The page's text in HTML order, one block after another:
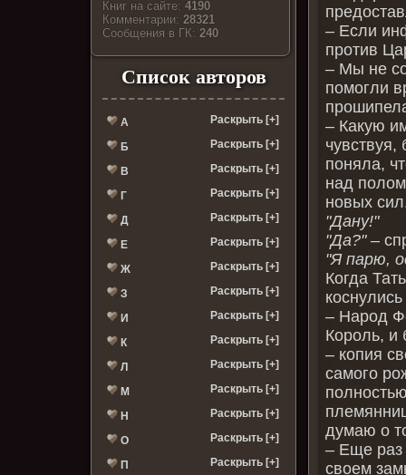
Книг на сайте:4190
Комментарии:28321
Cообщения в ГК:240
Список авторов
А Раскрыть [+]
Б Раскрыть [+]
В Раскрыть [+]
Г Раскрыть [+]
Д Раскрыть [+]
Е Раскрыть [+]
Ж Раскрыть [+]
З Раскрыть [+]
И Раскрыть [+]
К Раскрыть [+]
Л Раскрыть [+]
М Раскрыть [+]
Н Раскрыть [+]
О Раскрыть [+]
П Раскрыть [+]
– Если
против
– Мы не
помогли
– Какую
чувствуя,
поняла,
над
новых
"Дану!"
"Да?"–
"Я парю,
Когда
– Народ
Король, и
– копия
самого
думаю о
– Еще раз
своем